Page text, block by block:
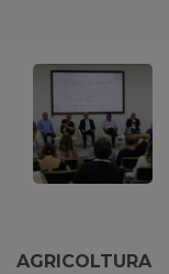
AGRICOLTURA